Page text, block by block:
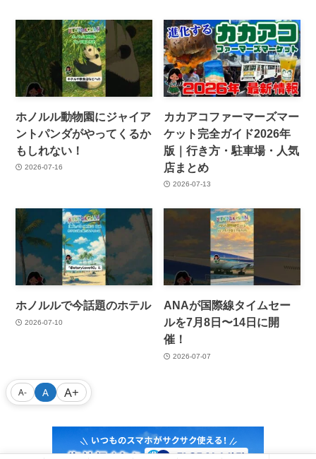
ホノルル動物園にジャイア
ントパンダがやってくるか
もしれない！
2026-07-16
カカアコファーマーズマー
ケット完全ガイド2026年
版｜行き方・駐車場・人気
店まとめ
2026-07-13
ホノルルで今話題のホテル
2026-07-10
ANAが国際線タイムセー
ルを7月8日〜14日に開
催！
2026-07-07
A- A A+